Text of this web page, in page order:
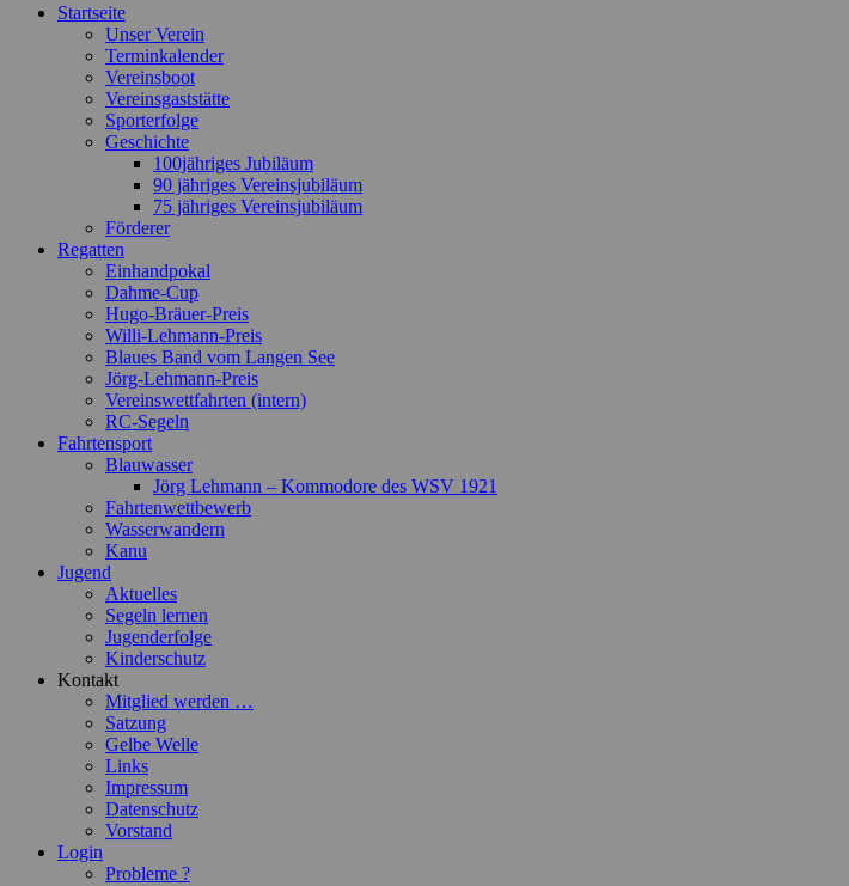
Zum
Startseite
Unser Verein
Terminkalender
Vereinsboot
Vereinsgaststätte
Sporterfolge
Geschichte
100jähriges Jubiläum
90 jähriges Vereinsjubiläum
75 jähriges Vereinsjubiläum
Förderer
Regatten
Einhandpokal
Dahme-Cup
Hugo-Bräuer-Preis
Willi-Lehmann-Preis
Blaues Band vom Langen See
Jörg-Lehmann-Preis
Vereinswettfahrten (intern)
RC-Segeln
Fahrtensport
Blauwasser
Jörg Lehmann – Kommodore des WSV 1921
Fahrtenwettbewerb
Wasserwandern
Kanu
Jugend
Aktuelles
Segeln lernen
Jugenderfolge
Kinderschutz
Kontakt
Mitglied werden …
Satzung
Gelbe Welle
Links
Impressum
Datenschutz
Vorstand
Login
Probleme ?